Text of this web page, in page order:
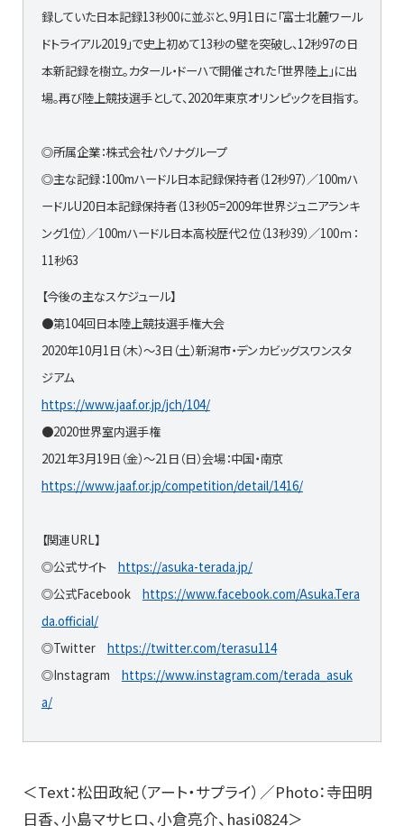
録していた日本記録13秒00に並ぶと、9月1日に「富士北麓ワール
ドトライアル2019」で史上初めて13秒の壁を突破し、12秒97の日
本新記録を樹立。カタール・ドーハで開催された「世界陸上」に出
場。再び陸上競技選手として、2020年東京オリンピックを目指す。
◎所属企業：株式会社パソナグループ
◎主な記録：100mハードル日本記録保持者（12秒97）／100mハ
ードルU20日本記録保持者（13秒05=2009年世界ジュニアランキ
ング1位）／100mハードル日本高校歴代２位（13秒39）／100ｍ：
11秒63
【今後の主なスケジュール】
●第104回日本陸上競技選手権大会
2020年10月1日（木）～3日（土）新潟市・デンカビッグスワンスタ
ジアム
https://www.jaaf.or.jp/jch/104/
●2020世界室内選手権
2021年3月19日（金）～21日（日）会場：中国・南京
https://www.jaaf.or.jp/competition/detail/1416/
【関連URL】
◎公式サイト https://asuka-terada.jp/
◎公式Facebook https://www.facebook.com/Asuka.Tera
da.official/
◎Twitter https://twitter.com/terasu114
◎Instagram https://www.instagram.com/terada_asuk
a/
＜Text：松田政紀（アート・サプライ）／Photo：寺田明
日香、小島マサヒロ、小倉亮介、hasi0824＞